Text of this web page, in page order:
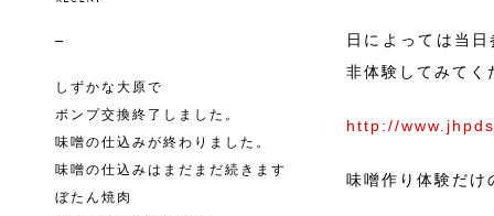
しずかな大原で
ポンプ交換終了しました。
味噌の仕込みが終わりました。
味噌の仕込みはまだまだ続きます
ぼたん焼肉
日によっては当
非体験してみて
http://
味噌作り体験だけ